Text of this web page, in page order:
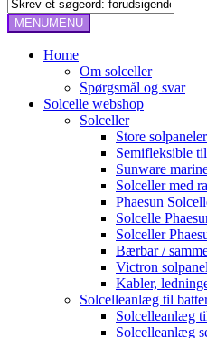
MENUMENU
Home
Om solceller
Spørgsmål og svar
Solcelle webshop
Solceller
Store
Semifleksible
Sunware
Solceller med
Phaesun
Solcelle
Solceller
Bærbar /
Victron
Kabler,
Solcelleanlæg til
Solcelleanlæg
Solcelleanlæg